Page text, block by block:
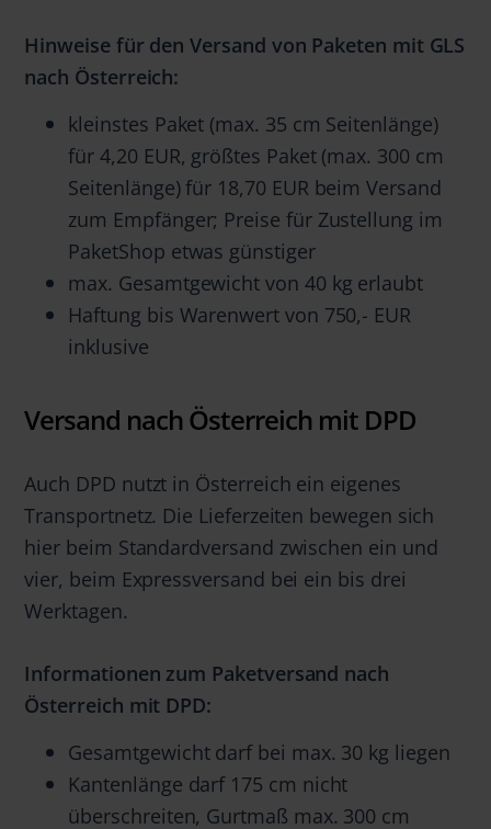
Hinweise für den Versand von Paketen mit GLS
nach Österreich:
kleinstes Paket (max. 35 cm Seitenlänge)
für 4,20 EUR, größtes Paket (max. 300 cm
Seitenlänge) für 18,70 EUR beim Versand
zum Empfänger; Preise für Zustellung im
PaketShop etwas günstiger
max. Gesamtgewicht von 40 kg erlaubt
Haftung bis Warenwert von 750,- EUR
inklusive
Versand nach Österreich mit DPD
Auch DPD nutzt in Österreich ein eigenes
Transportnetz. Die Lieferzeiten bewegen sich
hier beim Standardversand zwischen ein und
vier, beim Expressversand bei ein bis drei
Werktagen.
Informationen zum Paketversand nach
Österreich mit DPD:
Gesamtgewicht darf bei max. 30 kg liegen
Kantenlänge darf 175 cm nicht
überschreiten, Gurtmaß max. 300 cm